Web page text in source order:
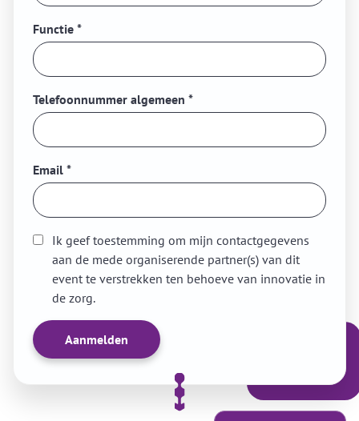
Functie *
Telefoonnummer algemeen *
Email *
Ik geef toestemming om mijn contactgegevens
aan de mede organiserende partner(s) van dit
event te verstrekken ten behoeve van innovatie in
de zorg.